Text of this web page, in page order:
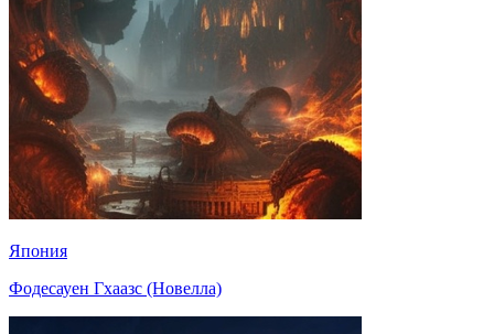
Япония
Фодесауен Гхаазс (Новелла)